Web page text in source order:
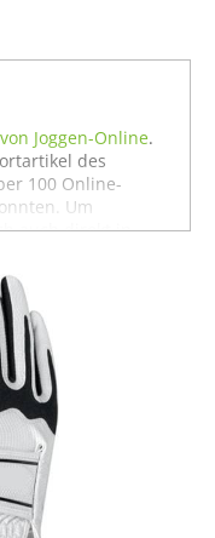
Joggen-Online.
des
100 Online-
Um
auch direkt in
alle
Fitness &
für den Sport
nicht findest,
ja nach Deiner
- wir haben
- vom
Boxen
Erfolg mit Deinem